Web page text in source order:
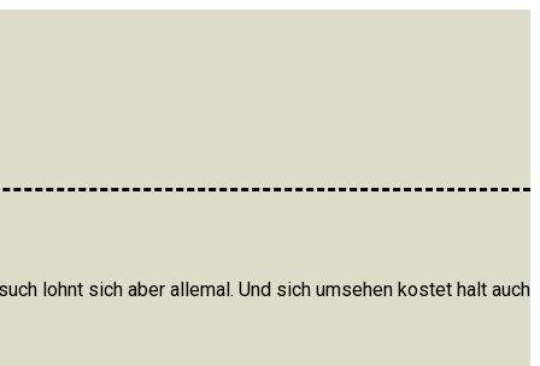
lohnt sich aber allemal. Und sich umsehen kostet halt auch